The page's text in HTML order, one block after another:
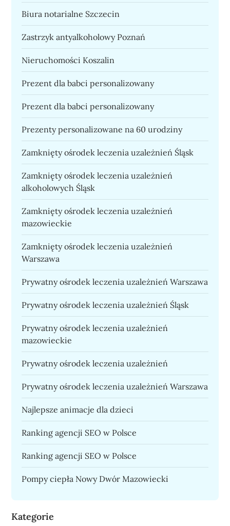
Biura notarialne Szczecin
Zastrzyk antyalkoholowy Poznań
Nieruchomości Koszalin
Prezent dla babci personalizowany
Prezent dla babci personalizowany
Prezenty personalizowane na 60 urodziny
Zamknięty ośrodek leczenia uzależnień Śląsk
Zamknięty ośrodek leczenia uzależnień
alkoholowych Śląsk
Zamknięty ośrodek leczenia uzależnień
mazowieckie
Zamknięty ośrodek leczenia uzależnień
Warszawa
Prywatny ośrodek leczenia uzależnień Warszawa
Prywatny ośrodek leczenia uzależnień Śląsk
Prywatny ośrodek leczenia uzależnień
mazowieckie
Prywatny ośrodek leczenia uzależnień
Prywatny ośrodek leczenia uzależnień Warszawa
Najlepsze animacje dla dzieci
Ranking agencji SEO w Polsce
Ranking agencji SEO w Polsce
Pompy ciepła Nowy Dwór Mazowiecki
Kategorie